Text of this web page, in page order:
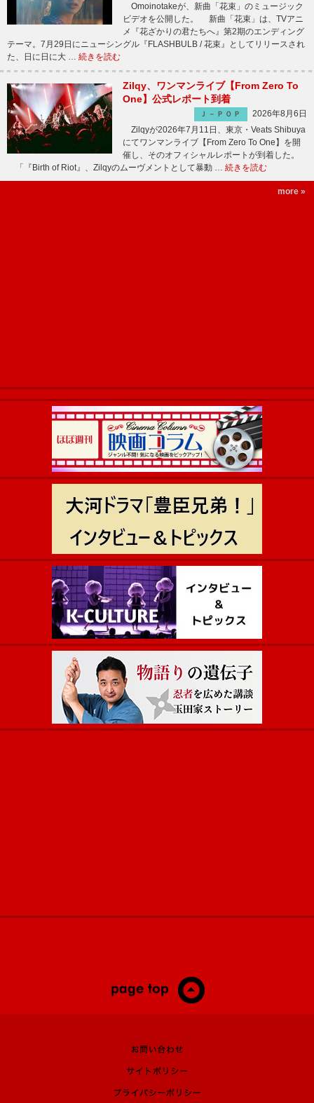
Omoinotakeが、新曲「花束」のミュージック
ビデオを公開した。 新曲「花束」は、TVアニ
メ『花ざかりの君たちへ』第2期のエンディング
テーマ。7月29日にニューシングル『FLASHBULB / 花束』としてリリースされ
た、日に日に大 … 続きを読む
Zilqy、ワンマンライブ【From Zero To
One】公式レポート到着
Ｊ－ＰＯＰ
2026年8月6日
Zilqyが2026年7月11日、東京・Veats Shibuya
にてワンマンライブ【From Zero To One】を開
催し、そのオフィシャルレポートが到着した。
「『Birth of Riot』、Zilqyのムーヴメントとして暴動 … 続きを読む
more »